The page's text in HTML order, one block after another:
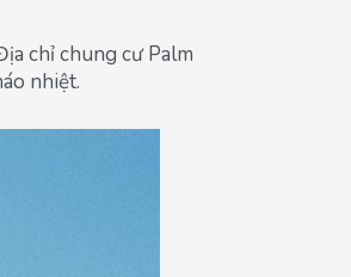
chỉ chung cư Palm
nhiệt.